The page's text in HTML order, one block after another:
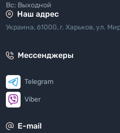
Вс: Выходной
Наш адрес
Украина, 61000, г. Харьков, ул.
Мессенджеры
Telegram
Viber
E-mail